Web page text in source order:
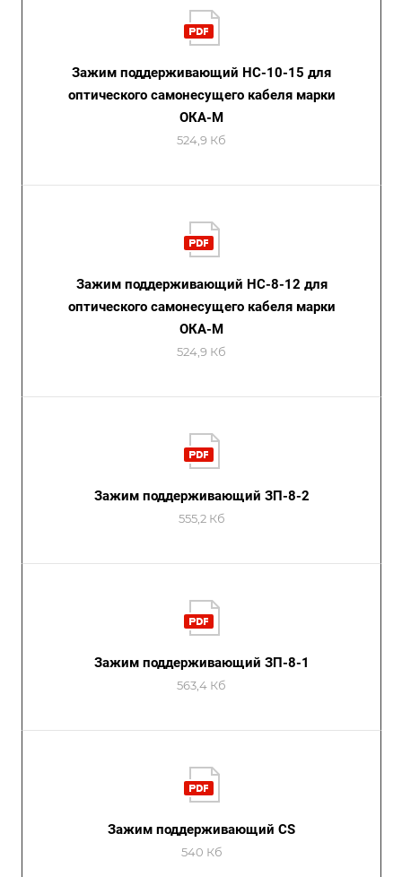
Зажим поддерживающий НС-10-15 для
оптического самонесущего кабеля марки
ОКА-М
524,9 Кб
Зажим поддерживающий НС-8-12 для
оптического самонесущего кабеля марки
ОКА-М
524,9 Кб
Зажим поддерживающий ЗП-8-2
555,2 Кб
Зажим поддерживающий ЗП-8-1
563,4 Кб
Зажим поддерживающий CS
540 Кб